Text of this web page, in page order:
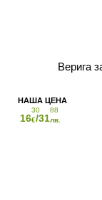
Верига
16
30
€/31
88
лв.